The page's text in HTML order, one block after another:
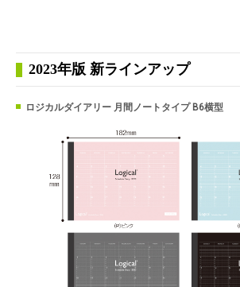
2023年版 新ラインアップ
ロジカルダイアリー 月間ノートタイプ B6横型